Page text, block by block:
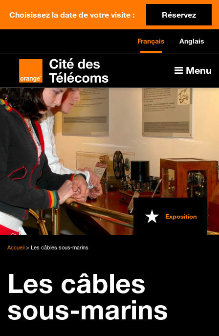
Choisissez la date de votre visite : Réservez
Français Anglais
Menu
Exposition
Accueil > Les câbles sous-marins
Les câbles
sous-marins